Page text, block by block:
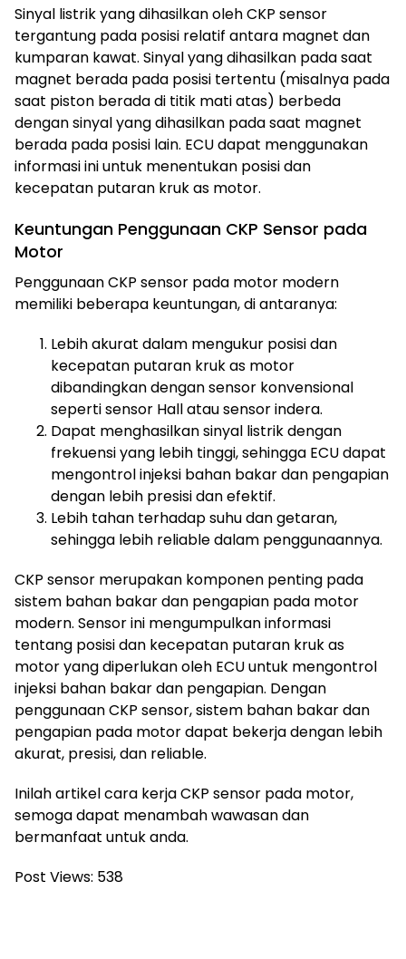
Sinyal listrik yang dihasilkan oleh CKP sensor
tergantung pada posisi relatif antara magnet dan
kumparan kawat. Sinyal yang dihasilkan pada saat
magnet berada pada posisi tertentu (misalnya pada
saat piston berada di titik mati atas) berbeda
dengan sinyal yang dihasilkan pada saat magnet
berada pada posisi lain. ECU dapat menggunakan
informasi ini untuk menentukan posisi dan
kecepatan putaran kruk as motor.
Keuntungan Penggunaan CKP Sensor pada
Motor
Penggunaan CKP sensor pada motor modern
memiliki beberapa keuntungan, di antaranya:
Lebih akurat dalam mengukur posisi dan
kecepatan putaran kruk as motor
dibandingkan dengan sensor konvensional
seperti sensor Hall atau sensor indera.
Dapat menghasilkan sinyal listrik dengan
frekuensi yang lebih tinggi, sehingga ECU dapat
mengontrol injeksi bahan bakar dan pengapian
dengan lebih presisi dan efektif.
Lebih tahan terhadap suhu dan getaran,
sehingga lebih reliable dalam penggunaannya.
CKP sensor merupakan komponen penting pada
sistem bahan bakar dan pengapian pada motor
modern. Sensor ini mengumpulkan informasi
tentang posisi dan kecepatan putaran kruk as
motor yang diperlukan oleh ECU untuk mengontrol
injeksi bahan bakar dan pengapian. Dengan
penggunaan CKP sensor, sistem bahan bakar dan
pengapian pada motor dapat bekerja dengan lebih
akurat, presisi, dan reliable.
Inilah artikel cara kerja CKP sensor pada motor,
semoga dapat menambah wawasan dan
bermanfaat untuk anda.
Post Views: 538